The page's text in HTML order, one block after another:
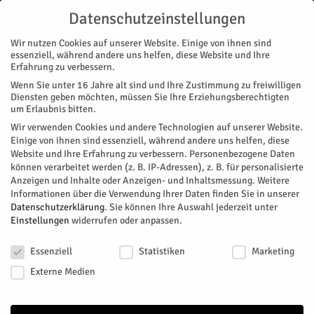
Start
« Alle Veranstaltungen
Diese Veranstaltung hat bereits stattgefunden.
Die kleine Hexe
Datenschutzeinstellungen
Wir nutzen Cookies auf unserer Website. Einige von ihnen sind
essenziell, während andere uns helfen, diese Website und Ihre
Erfahrung zu verbessern.
Wenn Sie unter 16 Jahre alt sind und Ihre Zustimmung zu freiwilligen
Diensten geben möchten, müssen Sie Ihre Erziehungsberechtigten
um Erlaubnis bitten.
Wir verwenden Cookies und andere Technologien auf unserer Website.
Einige von ihnen sind essenziell, während andere uns helfen, diese
Website und Ihre Erfahrung zu verbessern. Personenbezogene Daten
können verarbeitet werden (z. B. IP-Adressen), z. B. für personalisierte
Anzeigen und Inhalte oder Anzeigen- und Inhaltsmessung. Weitere
Informationen über die Verwendung Ihrer Daten finden Sie in unserer
Datenschutzerklärung. Sie können Ihre Auswahl jederzeit unter
Einstellungen widerrufen oder anpassen.
Essenziell
Statistiken
Marketing
Externe Medien